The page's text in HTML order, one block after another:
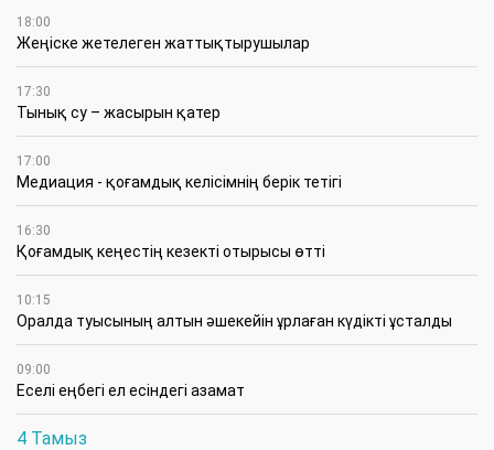
18:00
Жеңіске жетелеген жаттықтырушылар
17:30
Тынық су – жасырын қатер
17:00
Медиация - қоғамдық келісімнің берік тетігі
16:30
Қоғамдық кеңестің кезекті отырысы өтті
10:15
Оралда туысының алтын әшекейін ұрлаған күдікті ұсталды
09:00
Еселі еңбегі ел есіндегі азамат
4 Тамыз